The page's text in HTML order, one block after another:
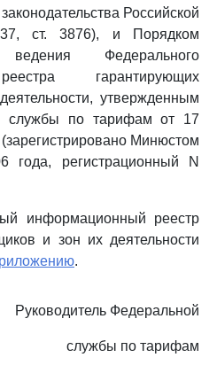
Российской
ст. 3876), и Порядком
Федерального
гарантирующих
утвержденным
службы по тарифам от 17
Минюстом
года, регистрационный N
информационный реестр
и зон их деятельности
.
Руководитель Федеральной
службы по тарифам